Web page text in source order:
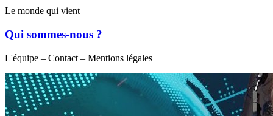
Le monde qui vient
Qui sommes-nous ?
L'équipe – Contact – Mentions légales